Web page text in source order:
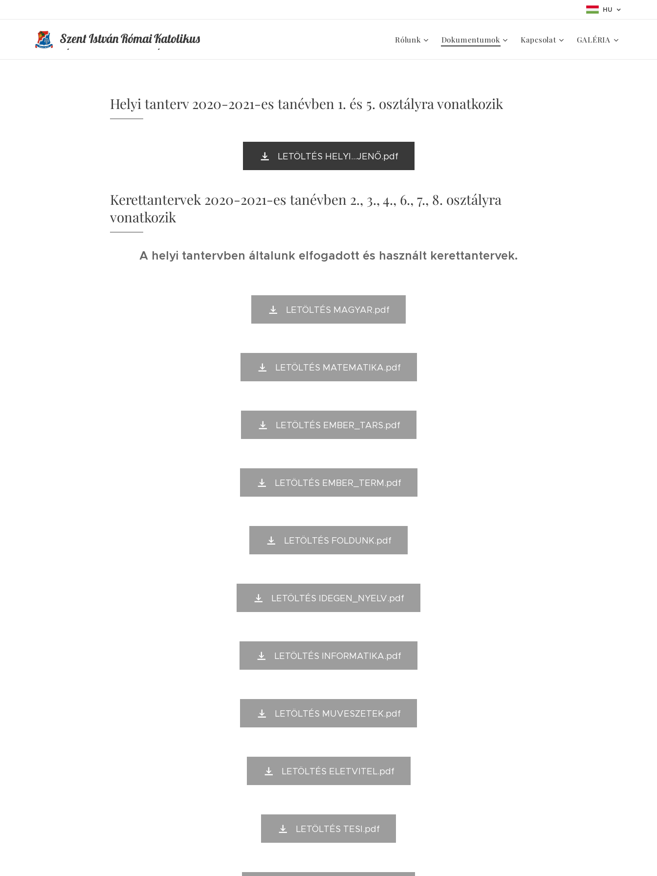
HU
Szent István Római Katolikus
Rólunk Dokumentumok Kapcsolat GALÉRIA
Helyi tanterv 2020-2021-es tanévben 1. és 5. osztályra vonatkozik
LETÖLTÉS HELYI...JENŐ.pdf
Kerettantervek 2020-2021-es tanévben 2., 3., 4., 6., 7., 8. osztályra
vonatkozik
A helyi tantervben általunk elfogadott és használt kerettantervek.
LETÖLTÉS MAGYAR.pdf
LETÖLTÉS MATEMATIKA.pdf
LETÖLTÉS EMBER_TARS.pdf
LETÖLTÉS EMBER_TERM.pdf
LETÖLTÉS FOLDUNK.pdf
LETÖLTÉS IDEGEN_NYELV.pdf
LETÖLTÉS INFORMATIKA.pdf
LETÖLTÉS MUVESZETEK.pdf
LETÖLTÉS ELETVITEL.pdf
LETÖLTÉS TESI.pdf